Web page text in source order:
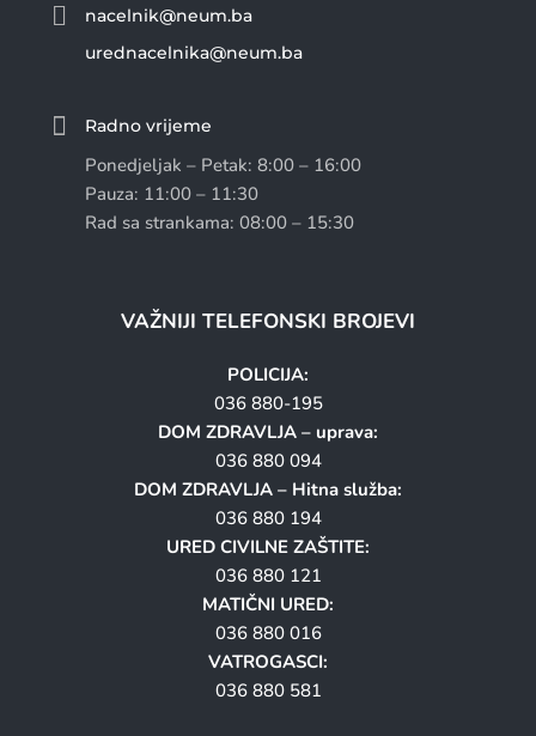

nacelnik@neum.ba
urednacelnika@neum.ba
 Radno vrijeme
Ponedjeljak – Petak: 8:00 – 16:00
Pauza: 11:00 – 11:30
Rad sa strankama: 08:00 – 15:30
VAŽNIJI TELEFONSKI BROJEVI
POLICIJA:
036 880-195
DOM ZDRAVLJA – uprava:
036 880 094
DOM ZDRAVLJA – Hitna služba:
036 880 194
URED CIVILNE ZAŠTITE:
036 880 121
MATIČNI URED:
036 880 016
VATROGASCI:
036 880 581